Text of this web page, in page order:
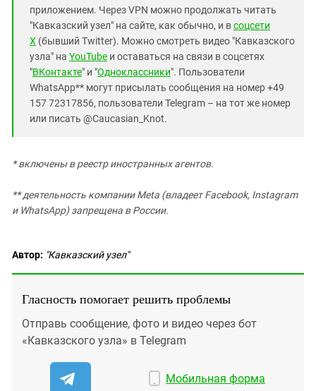
приложением. Через VPN можно продолжать читать
"Кавказский узел" на сайте, как обычно, и всоцсети
X (бывший Twitter). Можно смотреть видео "Кавказского
узла" на YouTube и оставаться на связи в соцсетях
"ВКонтакте" и "Одноклассники". Пользователи
WhatsApp** могут присылать сообщения на номер +49
157 72317856, пользователи Telegram – на тот же номер
или писать @Caucasian_Knot.
* включены в реестр иностранных агентов.
** деятельность компании Meta (владеет Facebook, Instagram
и WhatsApp) запрещена в России.
Автор: "Кавказский узел"
Гласность помогает решить проблемы
Отправь сообщение, фото и видео через бот
«Кавказского узла» в Telegram
Мобильная форма